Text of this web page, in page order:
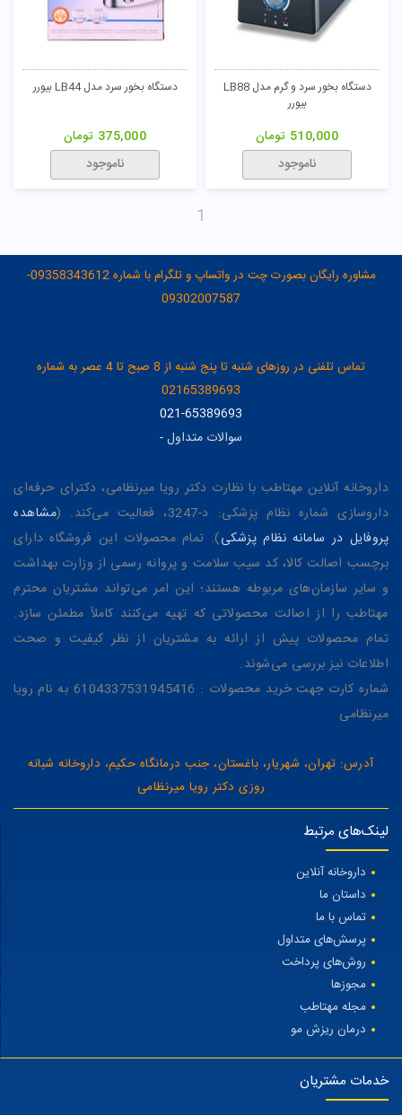
دستگاه بخور سرد و گرم مدل LB88
بیورر
510,000 تومان
ناموجود
دستگاه بخور سرد مدل LB44 بیورر
375,000 تومان
ناموجود
1
مشاوره رایگان بصورت چت در واتساپ و تلگرام با شماره 09358343612-
09302007587
تماس تلفنی در روزهای شنبه تا پنج شنبه از 8 صبح تا 4 عصر به شماره
02165389693
021-65389693
سوالات متداول-
داروخانه آنلاین مهتاطب با نظارت دکتر رویا میرنظامی، دکترای حرفه‌ای
داروسازی شماره نظام پزشکی: د-3247، فعالیت می‌کند. (
مشاهده
پروفایل در سامانه نظام پزشکی). تمام محصولات این فروشگاه دارای
برچسب اصالت کالا، کد سیب سلامت و پروانه رسمی از وزارت بهداشت
و سایر سازمان‌های مربوطه هستند؛ این امر می‌تواند مشتریان محترم
مهتاطب را از اصالت محصولاتی که تهیه می‌کنند کاملاً مطمئن سازد.
تمام محصولات پیش از ارائه به مشتریان از نظر کیفیت و صحت
اطلاعات نیز بررسی می‌شوند.
شماره کارت جهت خرید محصولات : 6104337531945416 به نام رویا
میرنظامی
آدرس: تهران، شهریار، باغستان، جنب درمانگاه حکیم، داروخانه شبانه
روزی دکتر رویا میرنظامی
لینک‌های مرتبط
داروخانه آنلاین
داستان ما
تماس با ما
پرسش‌های متداول
روش‌های پرداخت
مجوزها
مجله مهتاطب
درمان ریزش مو
خدمات مشتریان